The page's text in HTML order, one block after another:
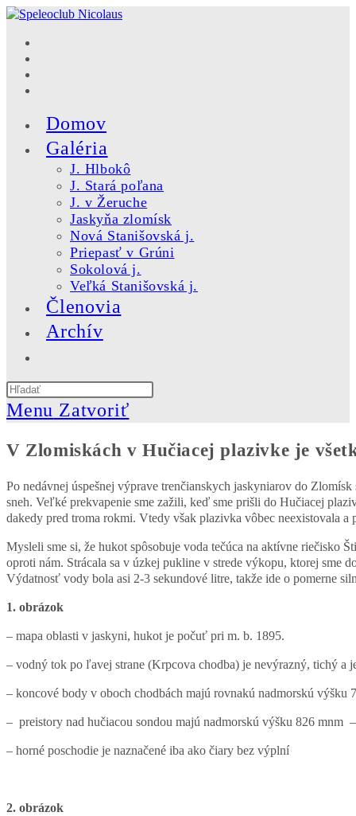
Skip
content
Domov
Galéria
J. Hlbokô
J. Stará poľana
J. v Žeruche
Jaskyňa zlomísk
Nová Stanišovská j.
Priepasť v Grúni
Sokolová j.
Veľká Stanišovská j.
Členovia
Archív
website
search
the
panel.
Menu Zatvoriť
V Zlomiskách v Hučiacej plazivke je
Po nedávnej úspešnej výprave trenčianskych jaskyniarov do
sneh. Veľké prekvapenie sme zažili, keď sme prišli do Hučiacej
dakedy pred troma rokmi. Vtedy však plazivka vôbec neexistovala a
Mysleli sme si, že hukot spôsobuje voda tečúca na aktívne riečisko
oproti nám. Strácala sa v úzkej pukline v strede výkopu, ktorej sme
Výdatnosť vody bola asi 2-3 sekundové litre, takže ide o pomerne
1. obrázok
– mapa oblasti v jaskyni, hukot je počuť pri m. b. 1895.
– vodný tok po ľavej strane (Krpcova chodba) je nevýrazný, tichý
– koncové body v oboch chodbách majú rovnakú nadmorskú výšku
– preistory nad hučiacou sondou majú nadmorskú výšku 826 mnm
– horné poschodie je naznačené iba ako čiary bez výplní
2. obrázok